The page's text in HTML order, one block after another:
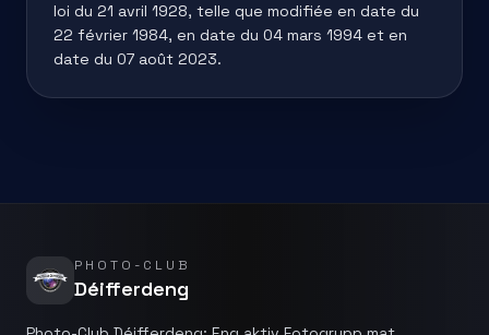
loi du 21 avril 1928, telle que modifiée en date du
22 février 1984, en date du 04 mars 1994 et en
date du 07 août 2023.
PHOTO-CLUB
Déifferdeng